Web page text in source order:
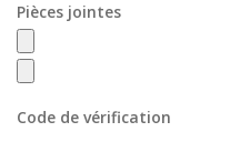
Pièces jointes
Code de vérification